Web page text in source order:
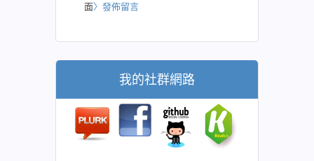
面〉發佈留言
我的社群網路